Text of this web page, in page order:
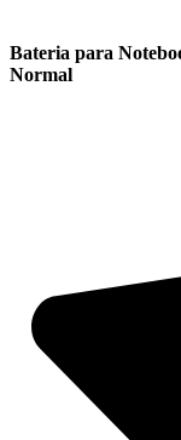
Bateria para
Normal